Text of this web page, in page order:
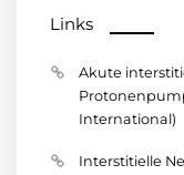
Links
Akute
International)
Interstitielle